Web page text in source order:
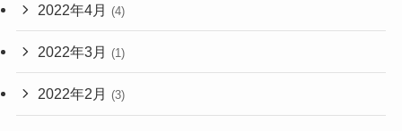
2022年4月 (4)
2022年3月 (1)
2022年2月 (3)